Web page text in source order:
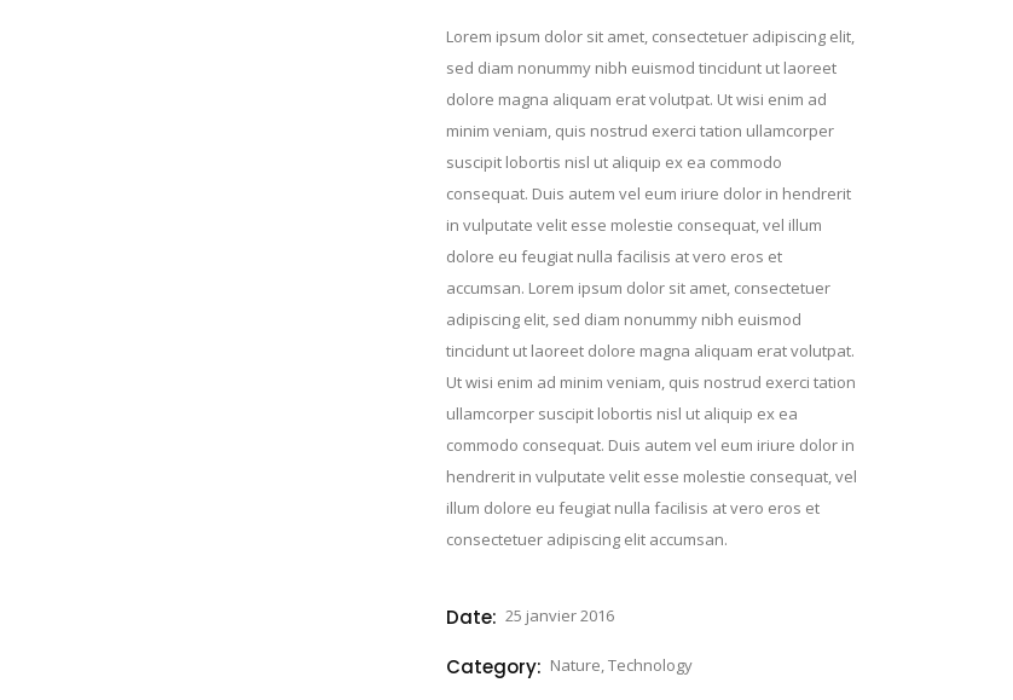
Lorem ipsum dolor sit amet, consectetuer adipiscing elit,
sed diam nonummy nibh euismod tincidunt ut laoreet
dolore magna aliquam erat volutpat. Ut wisi enim ad
minim veniam, quis nostrud exerci tation ullamcorper
suscipit lobortis nisl ut aliquip ex ea commodo
consequat. Duis autem vel eum iriure dolor in hendrerit
in vulputate velit esse molestie consequat, vel illum
dolore eu feugiat nulla facilisis at vero eros et
accumsan. Lorem ipsum dolor sit amet, consectetuer
adipiscing elit, sed diam nonummy nibh euismod
tincidunt ut laoreet dolore magna aliquam erat volutpat.
Ut wisi enim ad minim veniam, quis nostrud exerci tation
ullamcorper suscipit lobortis nisl ut aliquip ex ea
commodo consequat. Duis autem vel eum iriure dolor in
hendrerit in vulputate velit esse molestie consequat, vel
illum dolore eu feugiat nulla facilisis at vero eros et
consectetuer adipiscing elit accumsan.
Date: 25 janvier 2016
Category: Nature, Technology